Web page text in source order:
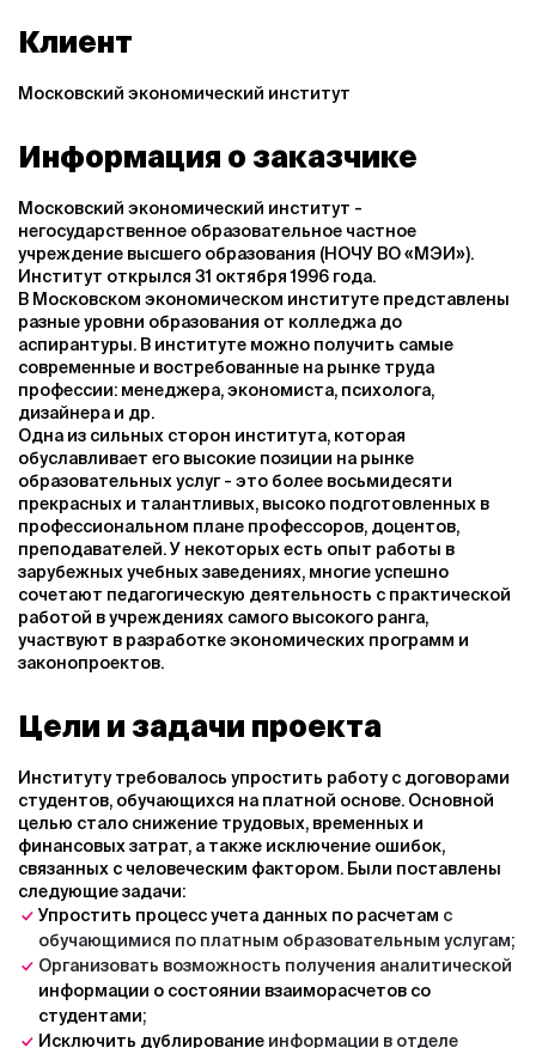
Клиент
Московский экономический институт
Информация о заказчике
Московский экономический институт -
негосударственное образовательное частное
учреждение высшего образования (НОЧУ ВО «МЭИ»).
Институт открылся 31 октября 1996 года.
В Московском экономическом институте представлены
разные уровни образования от колледжа до
аспирантуры. В институте можно получить самые
современные и востребованные на рынке труда
профессии: менеджера, экономиста, психолога,
дизайнера и др.
Одна из сильных сторон института, которая
обуславливает его высокие позиции на рынке
образовательных услуг - это более восьмидесяти
прекрасных и талантливых, высоко подготовленных в
профессиональном плане профессоров, доцентов,
преподавателей. У некоторых есть опыт работы в
зарубежных учебных заведениях, многие успешно
сочетают педагогическую деятельность с практической
работой в учреждениях самого высокого ранга,
участвуют в разработке экономических программ и
законопроектов.
Цели и задачи проекта
Институту требовалось упростить работу с договорами
студентов, обучающихся на платной основе. Основной
целью стало снижение трудовых, временных и
финансовых затрат, а также исключение ошибок,
связанных с человеческим фактором. Были поставлены
следующие задачи:
Упростить процесс учета данных по расчетам с
обучающимися по платным образовательным услугам;
Организовать возможность получения аналитической
информации о состоянии взаиморасчетов со
студентами;
Исключить дублирование информации в отделе